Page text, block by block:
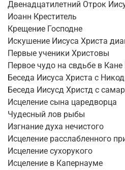
Двенадцатилетний Отрок
Иоанн Креститель
Крещение Господне
Искушение Иисуса Христа
Первые ученики Христовы
Первое чудо на свдьбе в Кане
Беседа Иисуса Христа с
Беседа Иисусд Христд с
Исцеление сына царедворца
Чудесный лов рыбы
Изгнание духа нечистого
Исцеление расслабленного
Исцеление сухорукого
Исцеление в Капернауме